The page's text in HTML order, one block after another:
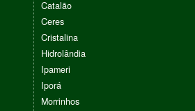
Catalão
Ceres
Cristalina
Hidrolândia
Ipameri
Iporá
Morrinhos